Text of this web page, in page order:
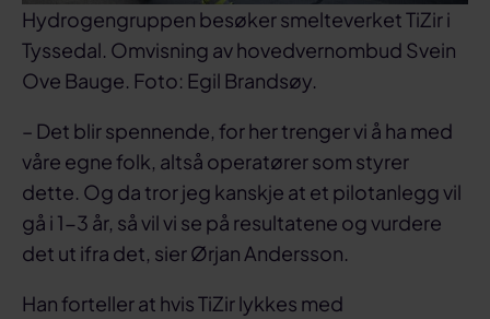
Hydrogengruppen besøker smelteverket TiZir i
Tyssedal. Omvisning av hovedvernombud Svein
Ove Bauge. Foto: Egil Brandsøy.
– Det blir spennende, for her trenger vi å ha med
våre egne folk, altså operatører som styrer
dette. Og da tror jeg kanskje at et pilotanlegg vil
gå i 1-3 år, så vil vi se på resultatene og vurdere
det ut ifra det, sier Ørjan Andersson.
Han forteller at hvis TiZir lykkes med